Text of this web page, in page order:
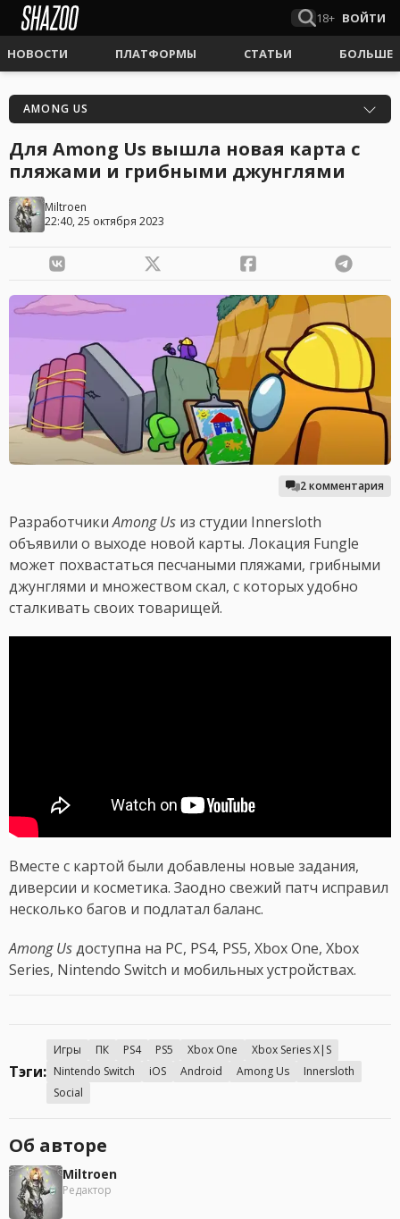
18+ ВОЙТИ
НОВОСТИ ПЛАТФОРМЫ СТАТЬИ БОЛЬШЕ
AMONG US
Для Among Us вышла новая карта с
пляжами и грибными джунглями
Miltroen
22:40, 25 октября 2023
2 комментария
РазработчикиAmong Us из студии Innersloth
объявили о выходе новой карты. Локация Fungle
может похвастаться песчаными пляжами, грибными
джунглями и множеством скал, с которых удобно
сталкивать своих товарищей.
Вместе с картой были добавлены новые задания,
диверсии и косметика. Заодно свежий патч исправил
несколько багов и подлатал баланс.
Among Usдоступна на PC, PS4, PS5, Xbox One, Xbox
Series, Nintendo Switch и мобильных устройствах.
Тэги:
Игры ПК PS4 PS5 Xbox One
Xbox Series X|S
Nintendo Switch
iOS Android Among Us
Innersloth
Social
Об авторе
Miltroen
Редактор